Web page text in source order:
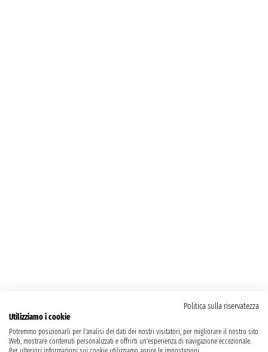
Politica sulla riservatezza
Utilizziamo i cookie
Potremmo posizionarli per l'analisi dei dati dei nostri visitatori, per migliorare il nostro sito
Web, mostrare contenuti personalizzati e offrirti un'esperienza di navigazione eccezionale.